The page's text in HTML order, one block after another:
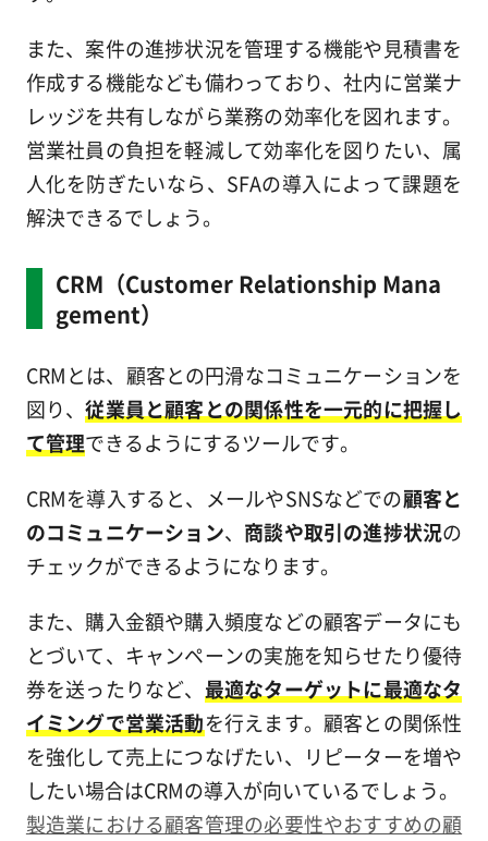
また、案件の進捗状況を管理する機能や見積書を
作成する機能なども備わっており、社内に営業ナ
レッジを共有しながら業務の効率化を図れます。
営業社員の負担を軽減して効率化を図りたい、属
人化を防ぎたいなら、SFAの導入によって課題を
解決できるでしょう。
CRM（Customer Relationship Mana
gement）
CRMとは、顧客との円滑なコミュニケーションを
図り、従業員と顧客との関係性を一元的に把握し
て管理できるようにするツールです。
CRMを導入すると、メールやSNSなどでの顧客と
のコミュニケーション、 商談や取引の進捗状況の
チェックができるようになります。
また、購入金額や購入頻度などの顧客データにも
とづいて、キャンペーンの実施を知らせたり優待
券を送ったりなど、 最適なターゲットに最適なタ
イミングで営業活動を行えます。顧客との関係性
を強化して売上につなげたい、リピーターを増や
したい場合はCRMの導入が向いているでしょう。
製造業における顧客管理の必要性やおすすめの顧